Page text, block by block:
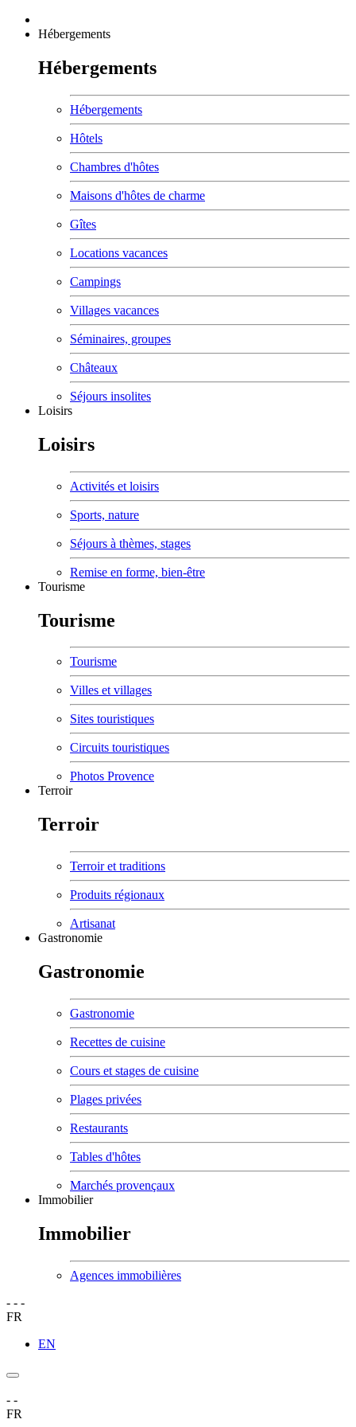
Hébergements
Hébergements
Hébergements
Hôtels
Chambres d'hôtes
Maisons d'hôtes de charme
Gîtes
Locations vacances
Campings
Villages vacances
Séminaires, groupes
Châteaux
Séjours insolites
Loisirs
Loisirs
Activités et loisirs
Sports, nature
Séjours à thèmes, stages
Remise en forme, bien-être
Tourisme
Tourisme
Tourisme
Villes et villages
Sites touristiques
Circuits touristiques
Photos Provence
Terroir
Terroir
Terroir et traditions
Produits régionaux
Artisanat
Gastronomie
Gastronomie
Gastronomie
Recettes de cuisine
Cours et stages de cuisine
Plages privées
Restaurants
Tables d'hôtes
Marchés provençaux
Immobilier
Immobilier
Agences immobilières
- - -
FR
EN
- -
FR